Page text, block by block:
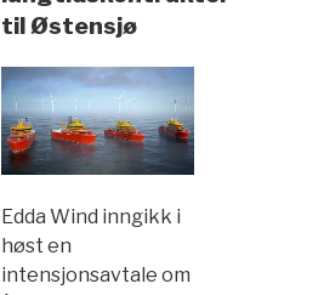
til Østensjø
Edda Wind inngikk i
høst en
intensjonsavtale om